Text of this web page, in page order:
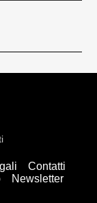
Contatti
Newsletter